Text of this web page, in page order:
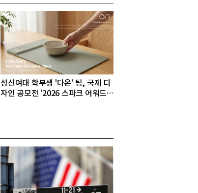
성신여대 학부생 '다온' 팀, 국제 디
자인 공모전 '2026 스파크 어워드'